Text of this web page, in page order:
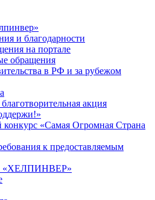
и благодарности
на портале
обращения
в РФ и за рубежом
акция
конкурс «Самая Огромная Страна
к предоставляемым
«ХЕЛПИНВЕР»